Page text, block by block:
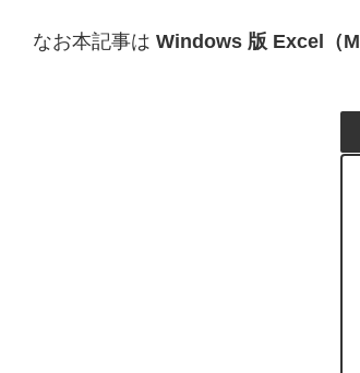
なお本記事は Windows 版 Excel（